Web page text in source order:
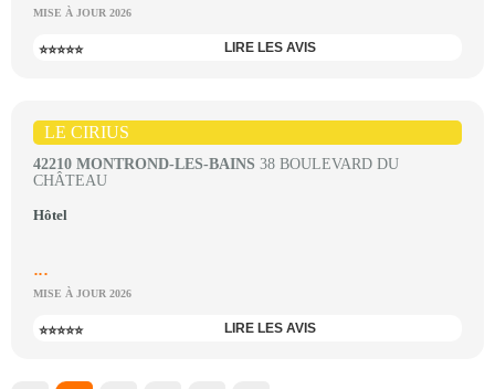
MISE À JOUR 2026
⭐⭐⭐⭐⭐ LIRE LES AVIS
LE CIRIUS
42210 MONTROND-LES-BAINS 38 BOULEVARD DU
CHÂTEAU
Hôtel
...
MISE À JOUR 2026
⭐⭐⭐⭐⭐ LIRE LES AVIS